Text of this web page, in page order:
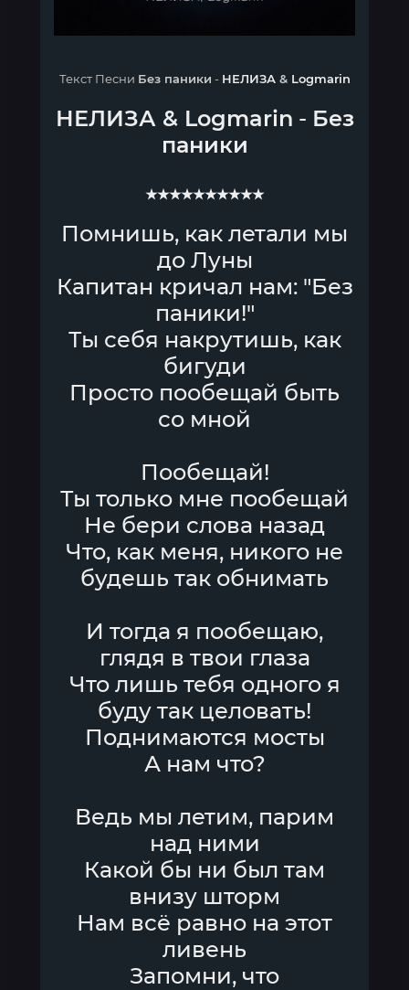
Текст Песни Без паники - НЕЛИЗА& Logmarin
НЕЛИЗА& Logmarin - Без
паники
★★★★★★★★★★
Помнишь, как летали мы
до Луны
Капитан кричал нам: "Без
паники!"
Ты себя накрутишь, как
бигуди
Просто пообещай быть
со мной
Пообещай!
Ты только мне пообещай
Не бери слова назад
Что, как меня, никого не
будешь так обнимать
И тогда я пообещаю,
глядя в твои глаза
Что лишь тебя одного я
буду так целовать!
Поднимаются мосты
А нам что?
Ведь мы летим, парим
над ними
Какой бы ни был там
внизу шторм
Нам всё равно на этот
ливень
Запомни, что